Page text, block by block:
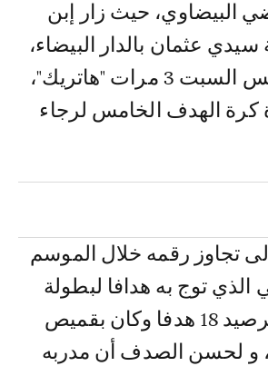
البيضاوي، حيث زار إبن
عثمان بالدار البيضاء،
شباك الراك أمس السبت 3 مرات "هاتريك"،
كرة الهدف الخامس لرجاء
تجاوز رقمه خلال الموسم
الذي توج به هدافا لبطولة
القسم الثاني برصيد 18 هدفا وكان بقميص
و لحسن الصدف أن مدربه